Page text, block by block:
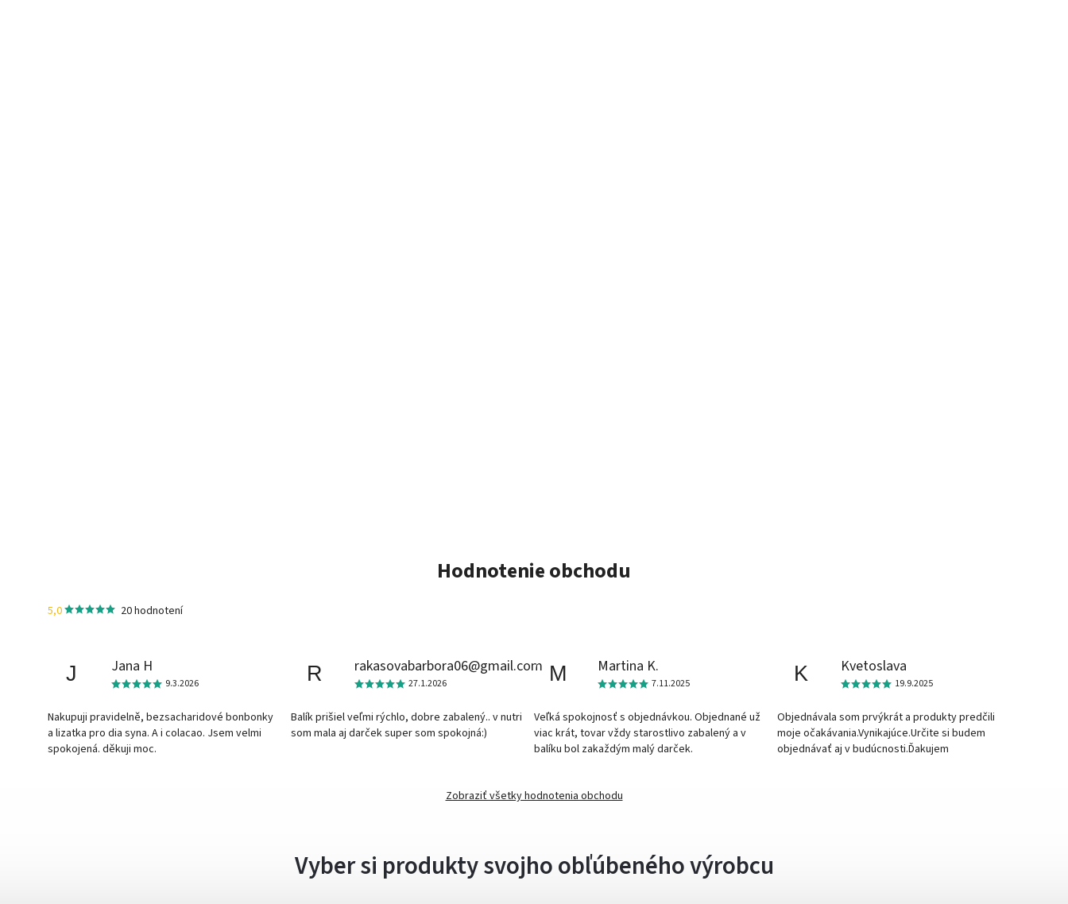
Hodnotenie obchodu
5,0 20 hodnotení
J Jana H
9.3.2026
Nakupuji pravidelně, bezsacharidové bonbonky
a lizatka pro dia syna. A i colacao. Jsem velmi
spokojená. děkuji moc.
R rakasovabarbora06@gmail.com
27.1.2026
Balík prišiel veľmi rýchlo, dobre zabalený.. v nutri
som mala aj darček super som spokojná:)
M Martina K.
7.11.2025
Veľká spokojnosť s objednávkou. Objednané už
viac krát, tovar vždy starostlivo zabalený a v
balíku bol zakaždým malý darček.
K Kvetoslava
19.9.2025
Objednávala som prvýkrát a produkty predčili
moje očakávania.Vynikajúce.Určite si budem
objednávať aj v budúcnosti.Ďakujem
Zobraziť všetky hodnotenia obchodu
Vyber si produkty svojho obľúbeného výrobcu